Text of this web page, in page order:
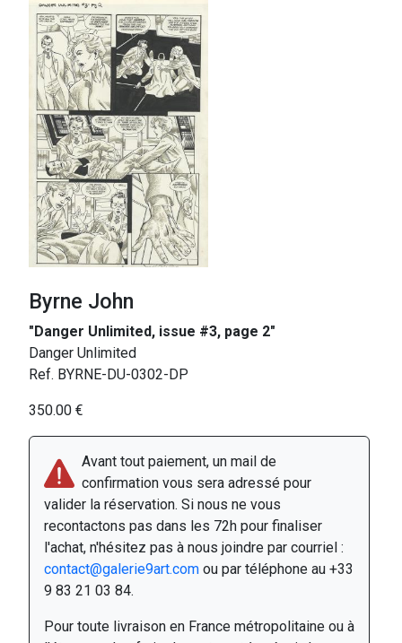
Byrne John
"Danger Unlimited, issue #3, page 2"
Danger Unlimited
Ref. BYRNE-DU-0302-DP
350.00 €
Avant tout paiement, un mail de
confirmation vous sera adressé pour
valider la réservation. Si nous ne vous
recontactons pas dans les 72h pour finaliser
l'achat, n'hésitez pas à nous joindre par courriel :
contact@galerie9art.com ou par téléphone au +33
9 83 21 03 84.
Pour toute livraison en France métropolitaine ou à